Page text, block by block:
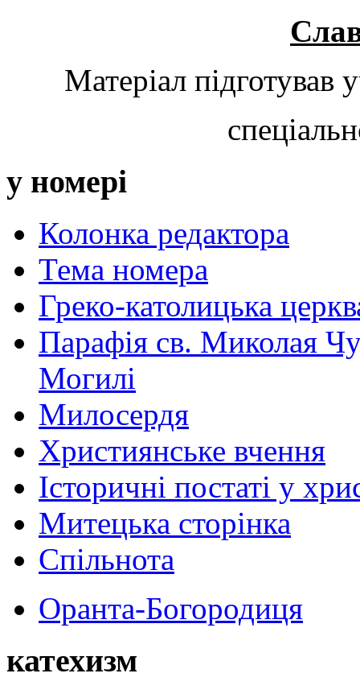
Матеріал підготував
у номері
Колонка редактора
Тема номера
Греко-католицька
Парафія св. Миколая
Могилі
Милосердя
Християнське вчення
Історичні постаті у
Митецька сторінка
Спільнота
Оранта-Богородиця
катехизм